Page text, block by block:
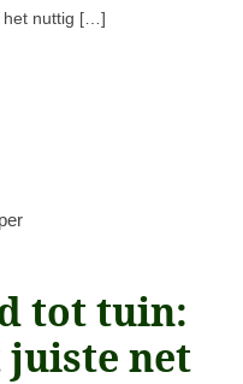
het nuttig […]
tot tuin:
juiste net